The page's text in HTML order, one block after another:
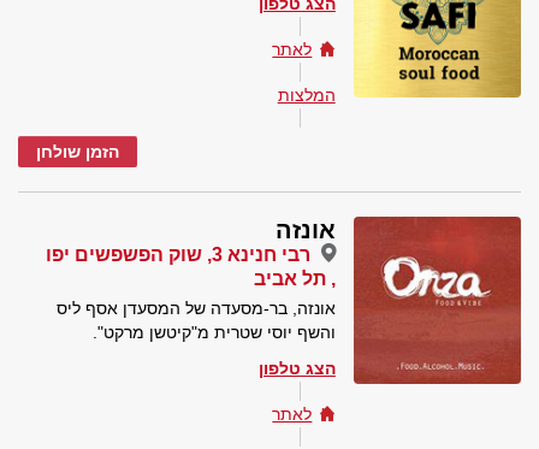
לאתר
המלצות
הזמן שולחן
אונזה
רבי חנינא 3, שוק הפשפשים יפו
, תל אביב
אונזה, בר-מסעדה של המסעדן אסף ליס
והשף יוסי שטרית מ"קיטשן מרקט".
הצג טלפון
לאתר